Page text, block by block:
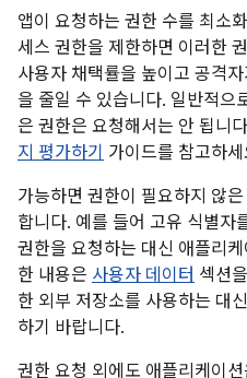
앱이 요청하는 권한 수를 최소
세스 권한을 제한하면 이러한
사용자 채택률을 높이고 공격
을 줄일 수 있습니다. 일반적으
은 권한은 요청해서는 안 됩니
지 평가하기 가이드를 참고하세
가능하면 권한이 필요하지 않
합니다. 예를 들어 고유 식별자
권한을 요청하는 대신 애플리케
한 내용은 사용자 데이터 섹션
한 외부 저장소를 사용하는 대
하기 바랍니다.
권한 요청 외에도 애플리케이션